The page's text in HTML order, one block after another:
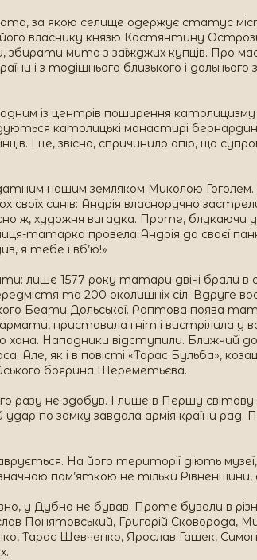
за якою селище одержує статус
власнику князю Костянтину
збирати мито з заїжджих купців. Про
і з тодішнього близького і дальнього
із центрів поширення католицизму
католицькі монастирі
І це, звісно, спричинило опір, що
нашим земляком Миколою Гоголем.
синів: Андрія власноручно
ж, художня вигадка. Проте, блукаючи
татарка провела Андрія до своєї
я тебе і вб’ю!»
лише 1577 року татари двічі брали в
та 200 околишніх сіл. Вдруге
Беати Дольської. Раптова поява
приставила гніт і вистрілила у
Нападники відступили. Ближчий
як і в повісті «Тарас Бульба»,
боярина Шереметьєва.
не здобув. І лише в Першу світову
по замку завдала армія країни рад.
На його території діють
пам’яткою не тільки Рівненщини, а
у Дубно не бував. Проте бували в
Понятовський, Григорій Сковорода,
Тарас Шевченко, Ярослав Гашек,